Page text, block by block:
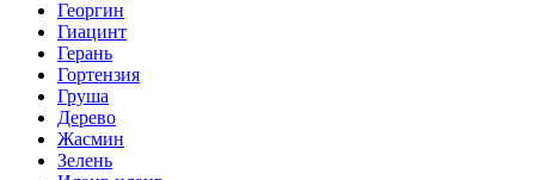
Георгин
Гиацинт
Герань
Гортензия
Груша
Дерево
Жасмин
Зелень